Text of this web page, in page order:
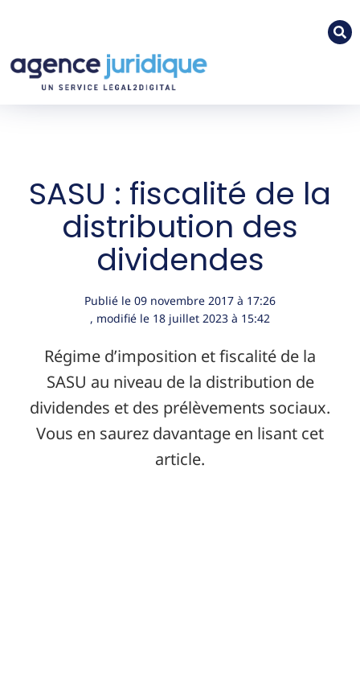
SASU : fiscalité de la
distribution des
dividendes
Publié le 09 novembre 2017 à 17:26
, modifié le 18 juillet 2023 à 15:42
Régime d’imposition et fiscalité de la
SASU au niveau de la distribution de
dividendes et des prélèvements sociaux.
Vous en saurez davantage en lisant cet
article.